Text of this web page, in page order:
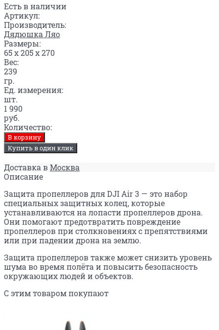
Есть в наличии
Артикул:
Производитель:
Дядюшка Ляо
Размеры:
65 x 205 x 270
Вес:
239
гр.
Ед. измерения:
шт.
1 990
руб.
Количество:
В корзину
Купить в один клик
Доставка вМосква
Описание
Защита пропеллеров для DJI Air 3 — это набор
специальных защитных колец, которые
устанавливаются на лопасти пропеллеров дрона.
Они помогают предотвратить повреждение
пропеллеров при столкновениях с препятствиями
или при падении дрона на землю.
Защита пропеллеров также может снизить уровень
шума во время полёта и повысить безопасность
окружающих людей и объектов.
С этим товаром покупают